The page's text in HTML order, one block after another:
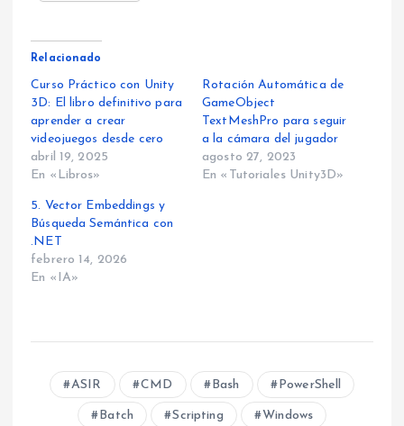
Relacionado
Curso Práctico con Unity
3D: El libro definitivo para
aprender a crear
videojuegos desde cero
abril 19, 2025
En «Libros»
Rotación Automática de
GameObject
TextMeshPro para seguir
a la cámara del jugador
agosto 27, 2023
En «Tutoriales Unity3D»
5. Vector Embeddings y
Búsqueda Semántica con
.NET
febrero 14, 2026
En «IA»
ASIR CMD Bash PowerShell
Batch Scripting Windows